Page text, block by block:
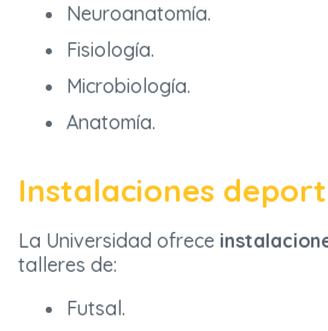
Neuroanatomía.
Fisiología.
Microbiología.
Anatomía.
Instalaciones
La Universidad ofrece
talleres de:
Futsal.